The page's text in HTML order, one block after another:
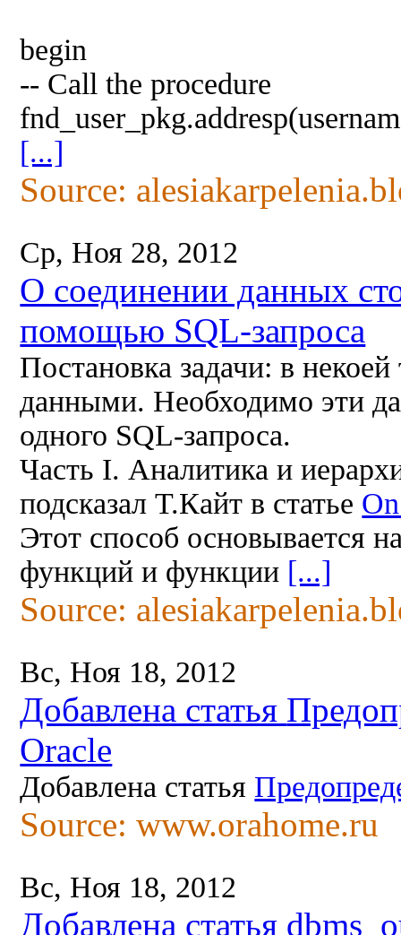
begin
-- Call the procedure
[...]
Source:
Ср, Ноя 28, 2012
О соединении данных
помощью SQL-запроса
Постановка задачи: в
данными. Необходимо эти
одного SQL-запроса.
Часть I. Аналитика и
подсказал Т.Кайт в статье
Этот способ основывается
функций и функции [...]
Source:
Вс, Ноя 18, 2012
Добавлена статья
Oracle
Добавлена статья
Source: www.orahome.ru
Вс, Ноя 18, 2012
Добавлена статья